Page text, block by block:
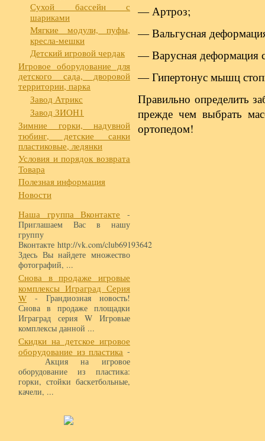
Сухой бассейн с
шариками
Мягкие модули, пуфы,
кресла-мешки
Детский игровой чердак
Игровое оборудование для
детского сада, дворовой
территории, парка
Завод Атрикс
Завод ЗИОН1
Зимние горки, надувной
тюбинг, детские санки
пластиковые, ледянки
Условия и порядок возврата
Товара
Полезная информация
Новости
Наша группа Вконтакте -
Приглашаем Вас в нашу
группу
Вконтакте http://vk.com/club69193642
Здесь Вы найдете множество
фотографий, ...
Снова в продаже игровые
комплексы Играград Серия
W - Грандиозная новость!
Снова в продаже площадки
Играград серия W Игровые
комплексы данной ...
Скидки на детское игровое
оборудование из пластика -
Акция на игровое
оборудование из пластика:
горки, стойки баскетбольные,
качели, ...
— Артроз;
— Вальгусная
— Варусная деформация
— Гипертонус мышц
Правильно определить
прежде чем выбрать
ортопедом!